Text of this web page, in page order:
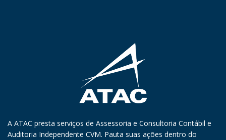
A ATAC presta serviços de Assessoria e Consultoria Contábil e
Auditoria Independente CVM. Pauta suas ações dentro do